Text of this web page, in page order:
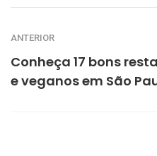
ANTERIOR
Conheça 17 bons
e veganos em São